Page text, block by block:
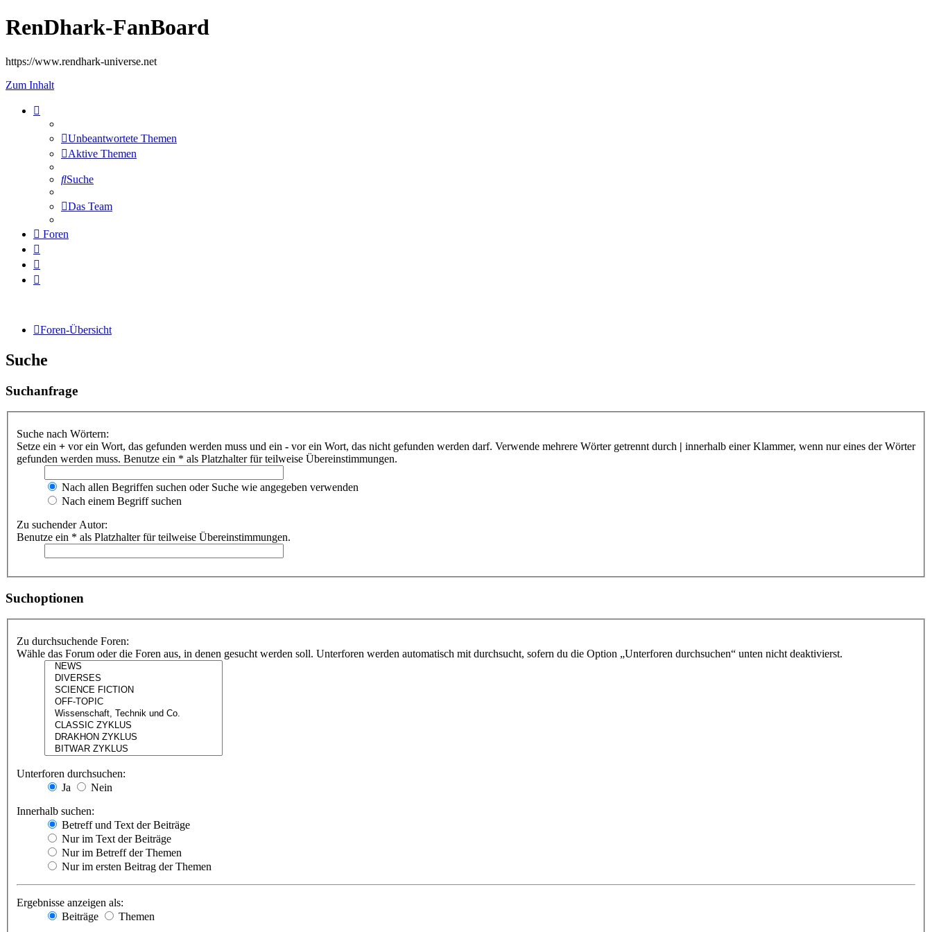
RenDhark-FanBoard
https://www.rendhark-universe.net
Zum Inhalt
Unbeantwortete Themen
Aktive Themen
Suche
Das Team
Foren
Foren-Übersicht
Suche
Suchanfrage
Suche nach Wörtern:
Setze ein + vor ein Wort, das gefunden werden muss und ein - vor ein Wort, das nicht gefunden werden darf. Verwende mehrere Wörter getrennt durch | innerhalb einer Klammer, wenn nur eines der Wörter
gefunden werden muss. Benutze ein * als Platzhalter für teilweise Übereinstimmungen.
Nach allen Begriffen suchen oder Suche wie angegeben verwenden
Nach einem Begriff suchen
Zu suchender Autor:
Benutze ein * als Platzhalter für teilweise Übereinstimmungen.
Suchoptionen
Zu durchsuchende Foren:
Wähle das Forum oder die Foren aus, in denen gesucht werden soll. Unterforen werden automatisch mit durchsucht, sofern du die Option „Unterforen durchsuchen“ unten nicht deaktivierst.
Unterforen durchsuchen:
Ja
Nein
Innerhalb suchen:
Betreff und Text der Beiträge
Nur im Text der Beiträge
Nur im Betreff der Themen
Nur im ersten Beitrag der Themen
Ergebnisse anzeigen als:
Beiträge
Themen